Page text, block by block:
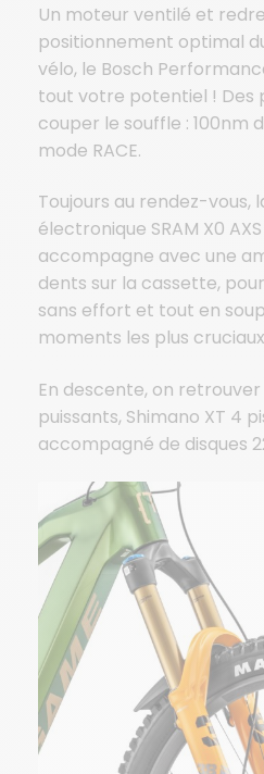
Un moteur ventilé et
positionnement optimal
vélo, le Bosch
tout votre potentiel ! Des
couper le souffle : 100nm
mode RACE.
Toujours au rendez-vous,
électronique SRAM X0
accompagne avec une
dents sur la cassette,
sans effort et tout en
moments les plus
En descente, on
puissants, Shimano XT 4
accompagné de disques